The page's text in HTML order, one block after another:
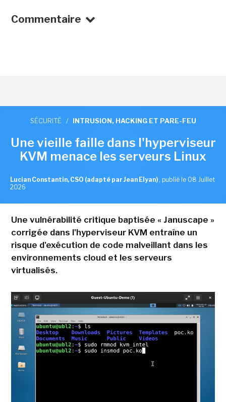
Commentaire
SÉCURITÉ / INTRUSION, HACKING ET PARE-FEU
Une vieille faille dans l'hyperviseur
KVM menace les serveurs Linux
Lucian Constantin, CSO (adapté par Jean Elyan) , publié le 08 Juillet
2026
Une vulnérabilité critique baptisée « Januscape »
corrigée dans l'hyperviseur KVM entraîne un
risque d'exécution de code malveillant dans les
environnements cloud et les serveurs
virtualisés.